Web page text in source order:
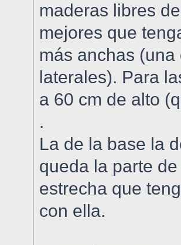
maderas libres
mejores que
más anchas
laterales). Para
a 60 cm de alto
.
La de la base la
queda la parte
estrecha que
con ella.